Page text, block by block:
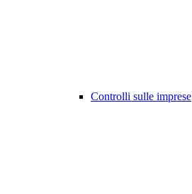
Controlli sulle imprese